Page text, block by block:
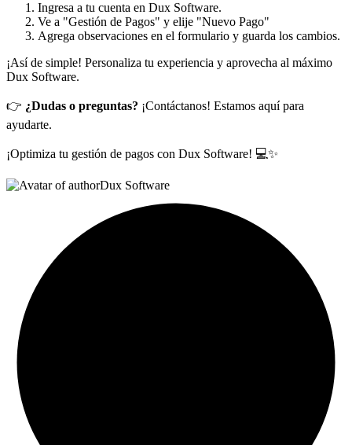
Ingresa a tu cuenta en Dux Software.
Ve a "Gestión de Pagos" y elije "Nuevo Pago"
Agrega observaciones en el formulario y guarda los cambios.
¡Así de simple! Personaliza tu experiencia y aprovecha al máximo
Dux Software.
👉 ¿Dudas o preguntas? ¡Contáctanos! Estamos aquí para
ayudarte.
¡Optimiza tu gestión de pagos con Dux Software! 💻✨
Dux Software